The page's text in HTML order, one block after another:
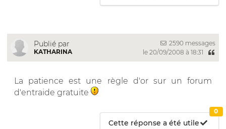
Publié par
KATHARINA
2590 messages
le 20/09/2008 à 18:31
La patience est une règle d'or sur un forum
d'entraide gratuite
Cette réponse a été utile
0